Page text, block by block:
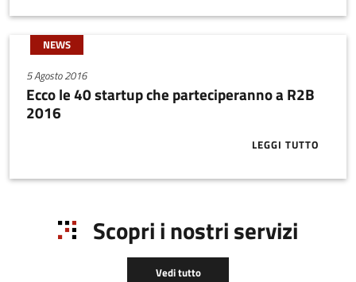
NEWS
5 Agosto 2016
Ecco le 40 startup che parteciperanno a R2B
2016
LEGGI TUTTO
ABOUT
Scopri i nostri servizi
Vedi tutto